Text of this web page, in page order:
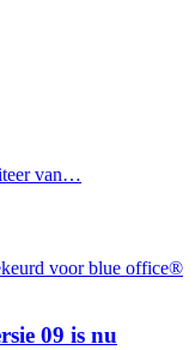
van…
voor blue office®
09 is nu